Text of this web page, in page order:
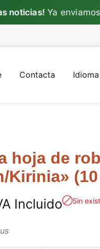
Ya enviamostodos
Contacta Idioma
hoja de
Kirinia»
Incluido Sin